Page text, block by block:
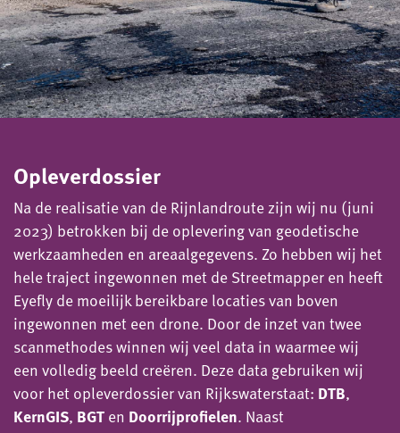
Opleverdossier
Na de realisatie van de Rijnlandroute zijn wij nu (juni
2023) betrokken bij de oplevering van geodetische
werkzaamheden en areaalgegevens. Zo hebben wij het
hele traject ingewonnen met de Streetmapper en heeft
Eyefly de moeilijk bereikbare locaties van boven
ingewonnen met een drone. Door de inzet van twee
scanmethodes winnen wij veel data in waarmee wij
een volledig beeld creëren. Deze data gebruiken wij
voor het opleverdossier van Rijkswaterstaat: DTB,
KernGIS, BGTen Doorrijprofielen. Naast